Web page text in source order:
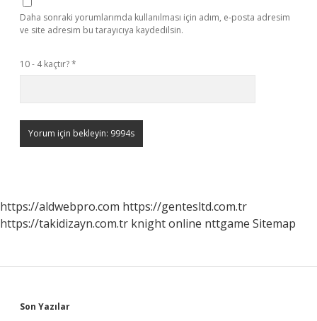
Daha sonraki yorumlarımda kullanılması için adım, e-posta adresim
ve site adresim bu tarayıcıya kaydedilsin.
10 - 4 kaçtır?*
https://aldwebpro.com https://gentesltd.com.tr
https://takidizayn.com.tr knight online nttgame Sitemap
Son Yazılar